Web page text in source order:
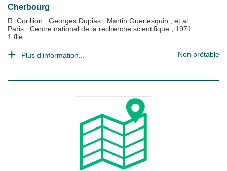
Cherbourg
R. Corillion ; Georges Dupias ; Martin Guerlesquin ; et al.
Paris : Centre national de la recherche scientifique ; 1971
1 flle
Plus d'information... Non prêtable